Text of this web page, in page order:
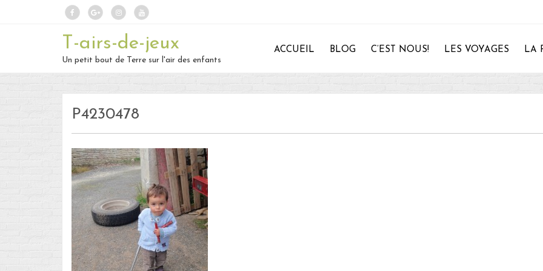
T-airs-de-jeux
Un petit bout de Terre sur l'air des enfants
ACCUEIL BLOG C’EST NOUS! LES VOYAGES LA
P4230478